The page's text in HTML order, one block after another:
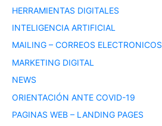
HERRAMIENTAS DIGITALES
INTELIGENCIA ARTIFICIAL
MAILING – CORREOS ELECTRONICOS
MARKETING DIGITAL
NEWS
ORIENTACIÓN ANTE COVID-19
PAGINAS WEB – LANDING PAGES